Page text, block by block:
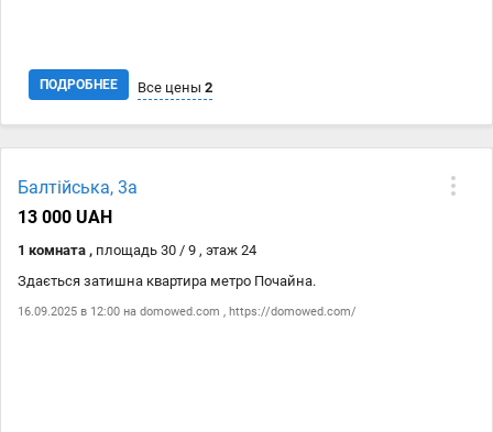
ПОДРОБНЕЕ Все цены 2
18.09 domowed.com
Балтійська, 3а
13 000 UAH
1 комната , площадь 30 / 9 , этаж 24
Здається затишна квартира метро Почайна.
16.09.2025 в 12:00 на domowed.com , https://domowed.com/